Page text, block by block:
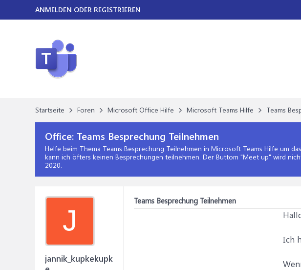
Startseite Foren Microsoft Office Hilfe Microsoft Teams Hilfe Teams
Office: Teams Besprechung Teilnehmen
Helfe beim Thema Teams Besprechung Teilnehmen in Microsoft Teams Hilfe um
kann ich öfters keinen Besprechungen teilnehmen. Der Buttom "Meet up" wird
2020.
J
jannik_kupkekupk
Teams Besprechung Teilnehmen
Ich
ANMELDEN ODER REGISTRIEREN